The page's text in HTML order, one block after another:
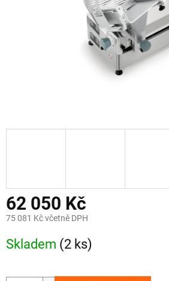
62 050 Kč
75 081 Kč včetně DPH
cena:
Skladem (2 ks)